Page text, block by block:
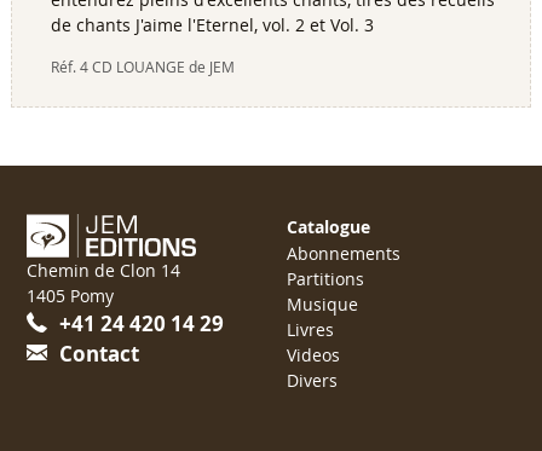
de chants J'aime l'Eternel, vol. 2 et Vol. 3
Réf. 4 CD LOUANGE de JEM
Chemin de Clon 14
1405 Pomy
+41 24 420 14 29
Contact
Catalogue
Abonnements
Partitions
Musique
Livres
Videos
Divers